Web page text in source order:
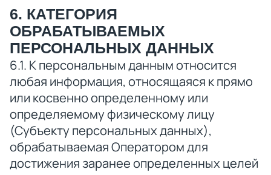
6. КАТЕГОРИЯ
ОБРАБАТЫВАЕМЫХ
ПЕРСОНАЛЬНЫХ ДАННЫХ
6.1. К персональным данным относится
любая информация, относящаяся к прямо
или косвенно определенному или
определяемому физическому лицу
(Субъекту персональных данных),
обрабатываемая Оператором для
достижения заранее определенных целей